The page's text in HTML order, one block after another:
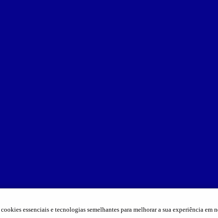
essenciais e tecnologias semelhantes para melhorar a sua experiência em